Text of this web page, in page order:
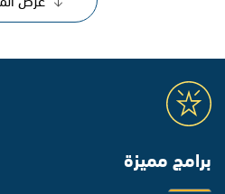
برامج مميزة